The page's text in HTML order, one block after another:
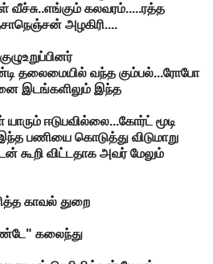
வீச்சு..எங்கும் கலவரம்.....ரத்த
அழகிரி....
தலைமையில் வந்த கும்பல்...ரோபோ
இடங்களிலும் இந்த
ஈடுபவில்லை...கோர்ட் மூடி
பணியை கொடுத்து விடுமாறு
விட்டதாக அவர் மேலும்
காவல் துறை
கலைந்து